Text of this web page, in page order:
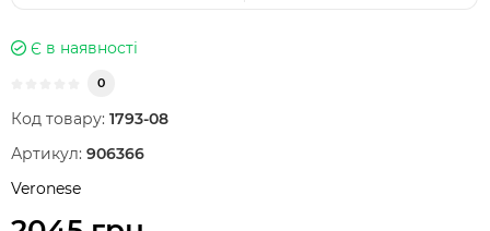
Є в наявності
0
Код товару: 1793-08
Артикул: 906366
Veronese